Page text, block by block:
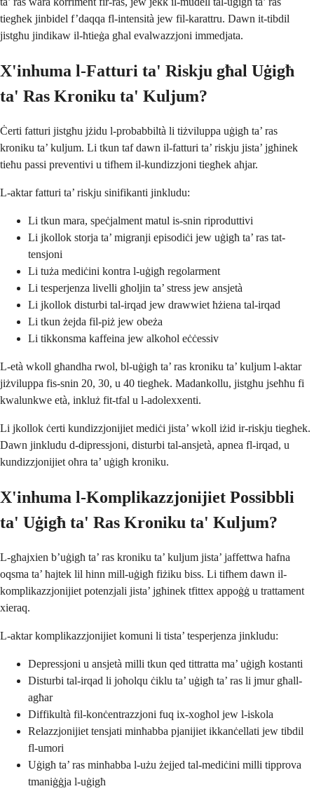
tiegħek jinbidel f’daqqa fl-intensità jew fil-karattru. Dawn it-tibdil
jistgħu jindikaw il-ħtieġa għal evalwazzjoni immedjata.
X'inhuma l-Fatturi ta' Riskju għal Uġigħ
ta' Ras Kroniku ta' Kuljum?
Ċerti fatturi jistgħu jżidu l-probabbiltà li tiżviluppa uġigħ ta’ ras
kroniku ta’ kuljum. Li tkun taf dawn il-fatturi ta’ riskju jista’ jgħinek
tieħu passi preventivi u tifhem il-kundizzjoni tiegħek aħjar.
L-aktar fatturi ta’ riskju sinifikanti jinkludu:
Li tkun mara, speċjalment matul is-snin riproduttivi
Li jkollok storja ta’ migranji episodiċi jew uġigħ ta’ ras tat-
tensjoni
Li tuża mediċini kontra l-uġigħ regolarment
Li tesperjenza livelli għoljin ta’ stress jew ansjetà
Li jkollok disturbi tal-irqad jew drawwiet ħżiena tal-irqad
Li tkun żejda fil-piż jew obeża
Li tikkonsma kaffeina jew alkoħol eċċessiv
L-età wkoll għandha rwol, bl-uġigħ ta’ ras kroniku ta’ kuljum l-aktar
jiżviluppa fis-snin 20, 30, u 40 tiegħek. Madankollu, jistgħu jseħħu fi
kwalunkwe età, inkluż fit-tfal u l-adolexxenti.
Li jkollok ċerti kundizzjonijiet mediċi jista’ wkoll iżid ir-riskju tiegħek.
Dawn jinkludu d-dipressjoni, disturbi tal-ansjetà, apnea fl-irqad, u
kundizzjonijiet oħra ta’ uġigħ kroniku.
X'inhuma l-Komplikazzjonijiet Possibbli
ta' Uġigħ ta' Ras Kroniku ta' Kuljum?
L-għajxien b’uġigħ ta’ ras kroniku ta’ kuljum jista’ jaffettwa ħafna
oqsma ta’ ħajtek lil hinn mill-uġigħ fiżiku biss. Li tifhem dawn il-
komplikazzjonijiet potenzjali jista’ jgħinek tfittex appoġġ u trattament
xieraq.
L-aktar komplikazzjonijiet komuni li tista’ tesperjenza jinkludu:
Depressjoni u ansjetà milli tkun qed tittratta ma’ uġigħ kostanti
Disturbi tal-irqad li joħolqu ċiklu ta’ uġigħ ta’ ras li jmur għall-
agħar
Diffikultà fil-konċentrazzjoni fuq ix-xogħol jew l-iskola
Relazzjonijiet tensjati minħabba pjanijiet ikkanċellati jew tibdil
fl-umori
Uġigħ ta’ ras minħabba l-użu żejjed tal-mediċini milli tipprova
tmaniġġja l-uġigħ